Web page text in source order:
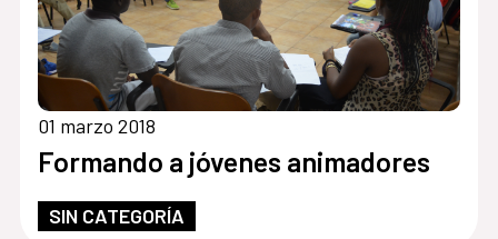
01 marzo 2018
Formando a jóvenes animadores
SIN CATEGORÍA